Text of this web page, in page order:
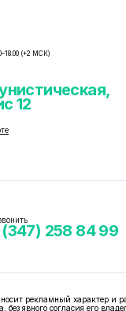
(+2 МСК)
12
(347) 258 84 99
рекламный характер и
явного согласия его